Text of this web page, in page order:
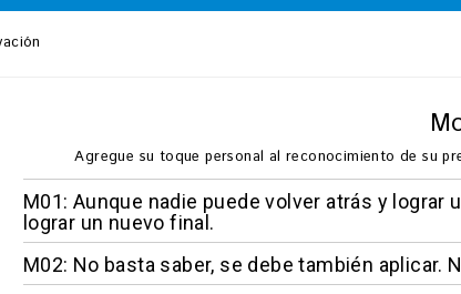
Agregue su toque personal al reconocimiento de su
M01: Aunque nadie puede volver atrás y
lograr un nuevo final.
M02: No basta saber, se debe también